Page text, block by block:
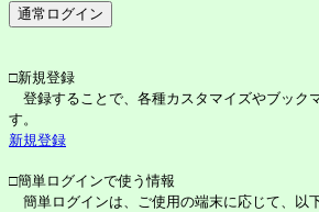
□新規登録
登録することで、各種カスタマイズやブック
す。
新規登録
□簡単ログインで使う情報
簡単ログインは、ご使用の端末に応じて、以